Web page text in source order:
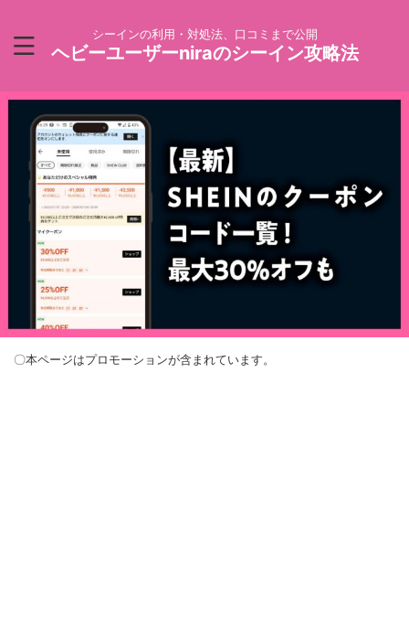
シーインの利用・対処法、口コミまで公開
ヘビーユーザーniraのシーイン攻略法
〇本ページはプロモーションが含まれています。